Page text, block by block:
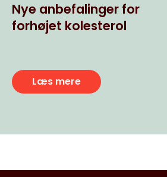
Nye anbefalinger for
forhøjet kolesterol
Læs mere